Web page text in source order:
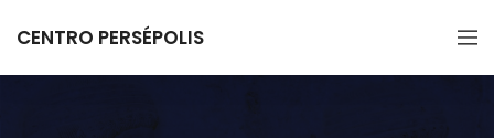
CENTRO PERSÉPOLIS